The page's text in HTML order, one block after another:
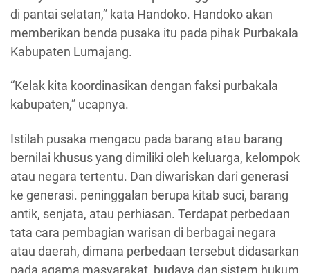
di pantai selatan,” kata Handoko. Handoko akan
memberikan benda pusaka itu pada pihak Purbakala
Kabupaten Lumajang.
“Kelak kita koordinasikan dengan faksi purbakala
kabupaten,” ucapnya.
Istilah pusaka mengacu pada barang atau barang
bernilai khusus yang dimiliki oleh keluarga, kelompok
atau negara tertentu. Dan diwariskan dari generasi
ke generasi. peninggalan berupa kitab suci, barang
antik, senjata, atau perhiasan. Terdapat perbedaan
tata cara pembagian warisan di berbagai negara
atau daerah, dimana perbedaan tersebut didasarkan
pada agama masyarakat, budaya dan sistem hukum